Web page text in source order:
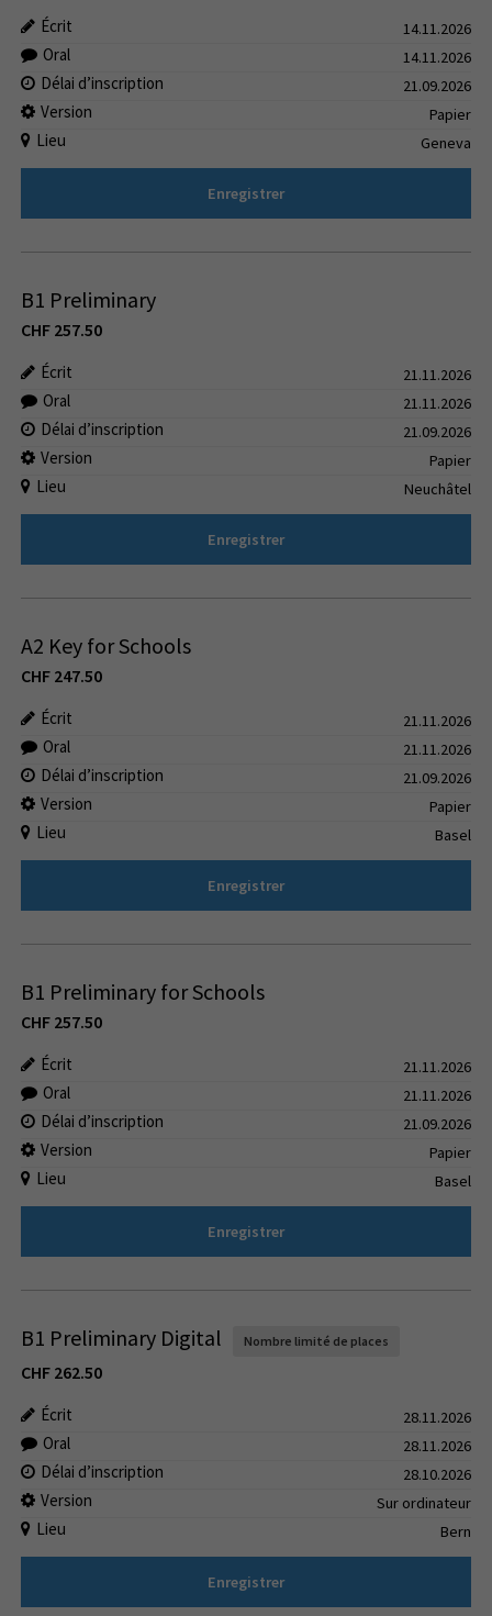
Écrit 14.11.2026
Oral 14.11.2026
Délai d’inscription 21.09.2026
Version Papier
Lieu Geneva
Enregistrer
B1 Preliminary
CHF 257.50
Écrit 21.11.2026
Oral 21.11.2026
Délai d’inscription 21.09.2026
Version Papier
Lieu Neuchâtel
Enregistrer
A2 Key for Schools
CHF 247.50
Écrit 21.11.2026
Oral 21.11.2026
Délai d’inscription 21.09.2026
Version Papier
Lieu Basel
Enregistrer
B1 Preliminary for Schools
CHF 257.50
Écrit 21.11.2026
Oral 21.11.2026
Délai d’inscription 21.09.2026
Version Papier
Lieu Basel
Enregistrer
B1 Preliminary Digital Nombre limité de places
CHF 262.50
Écrit 28.11.2026
Oral 28.11.2026
Délai d’inscription 28.10.2026
Version Sur ordinateur
Lieu Bern
Enregistrer